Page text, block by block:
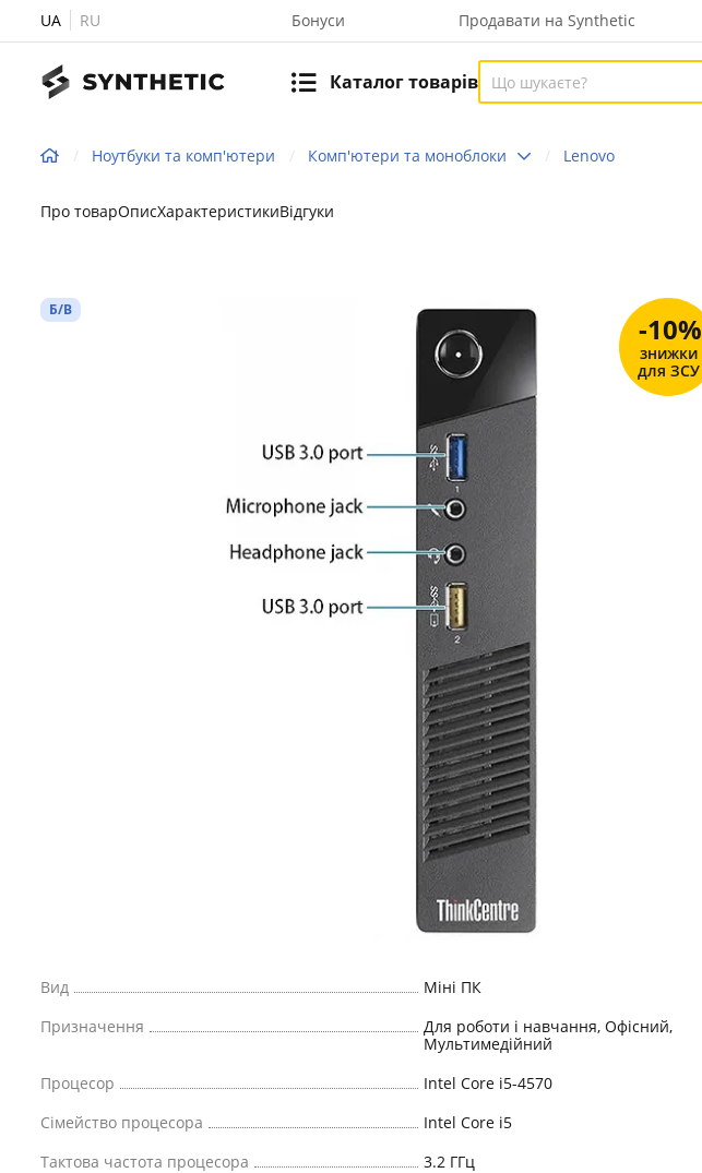
UA RU Бонуси Продавати на Synthetic
Каталог товарів
Ноутбуки та комп'ютери Комп'ютери та моноблоки Lenovo
Про товарОписХарактеристикиВідгуки
Б/В
-10%
знижки
для ЗСУ
Вид
Міні ПК
Призначення
Для роботи і навчання, Офісний,
Мультимедійний
Процесор
Intel Core i5-4570
Сімейство процесора
Intel Core i5
Тактова частота процесора
3.2 ГГц